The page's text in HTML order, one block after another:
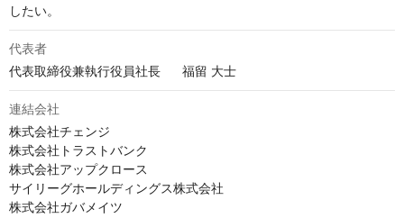
したい。
代表者
代表取締役兼執行役員社長	福留 大士
連結会社
株式会社チェンジ
株式会社トラストバンク
株式会社アップクロース
サイリーグホールディングス株式会社
株式会社ガバメイツ